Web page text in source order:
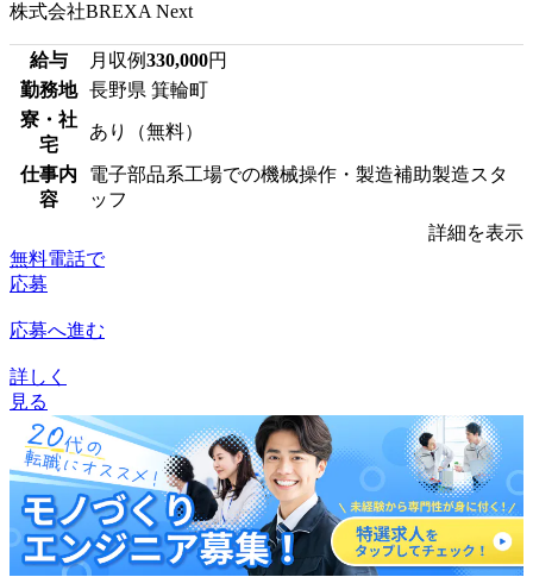
株式会社BREXA Next
給与 月収例330,000円
勤務地 長野県 箕輪町
寮・社
宅
あり（無料）
仕事内
容
電子部品系工場での機械操作・製造補助製造スタ
ッフ
詳細を表示
無料電話で
応募
応募へ進む
詳しく
見る